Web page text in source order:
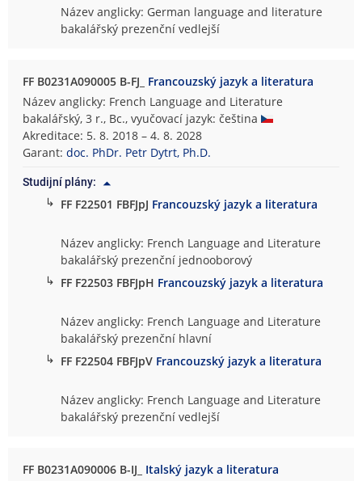
Název anglicky: German language and literature
bakalářský prezenční vedlejší
FF B0231A090005 B-FJ_ Francouzský jazyk a literatura
Název anglicky: French Language and Literature
bakalářský, 3 r., Bc., vyučovací jazyk: čeština
Akreditace: 5. 8. 2018 – 4. 8. 2028
Garant:doc. PhDr. Petr Dytrt, Ph.D.
Studijní plány:
↳ FF F22501 FBFJpJ Francouzský jazyk a literatura
Název anglicky: French Language and Literature
bakalářský prezenční jednooborový
↳ FF F22503 FBFJpH Francouzský jazyk a literatura
Název anglicky: French Language and Literature
bakalářský prezenční hlavní
↳ FF F22504 FBFJpV Francouzský jazyk a literatura
Název anglicky: French Language and Literature
bakalářský prezenční vedlejší
FF B0231A090006 B-IJ_ Italský jazyk a literatura